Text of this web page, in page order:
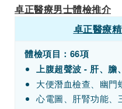
卓正醫療男士體檢推介
卓正醫療
體檢項目：66項
上腹超聲波 - 肝、膽
大便潛血檢查、幽門
心電圖、肝腎功能、